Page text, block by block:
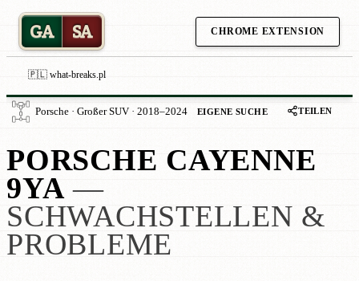
GA SA CHROME EXTENSION
🇵🇱 what-breaks.pl
Porsche · Großer SUV · 2018–2024 EIGENE SUCHE TEILEN
PORSCHE CAYENNE
9YA —
SCHWACHSTELLEN &
PROBLEME